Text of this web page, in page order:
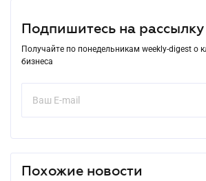
Подпишитесь на рассылку
Получайте по понедельникам weekly-digest о
бизнеса
Похожие новости